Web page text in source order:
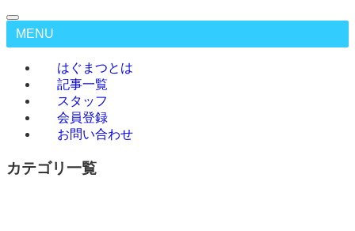
MENU
はぐまつとは
記事一覧
スタッフ
会員登録
お問い合わせ
カテゴリ一覧